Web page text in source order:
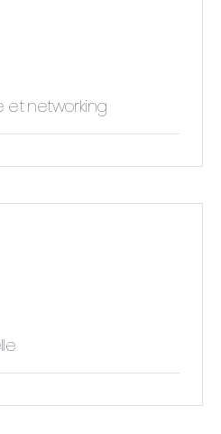
et networking